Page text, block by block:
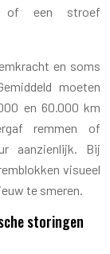
of een stroef
en soms
moeten
en 60.000 km
remmen of
aanzienlijk. Bij
visueel
te smeren.
storingen